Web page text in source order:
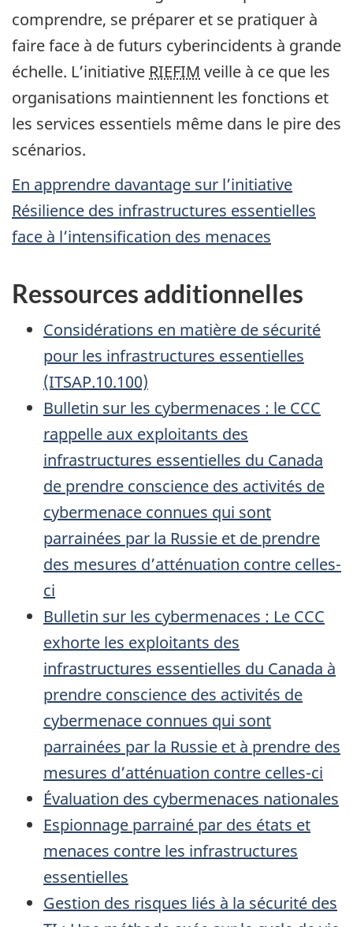
comprendre, se préparer et se pratiquer à
faire face à de futurs cyberincidents à grande
échelle. L’initiative RIEFIM veille à ce que les
organisations maintiennent les fonctions et
les services essentiels même dans le pire des
scénarios.
En apprendre davantage sur l’initiative
Résilience des infrastructures essentielles
face à l’intensification des menaces
Ressources additionnelles
Considérations en matière de sécurité
pour les infrastructures essentielles
(ITSAP.10.100)
Bulletin sur les cybermenaces : le CCC
rappelle aux exploitants des
infrastructures essentielles du Canada
de prendre conscience des activités de
cybermenace connues qui sont
parrainées par la Russie et de prendre
des mesures d’atténuation contre celles-
ci
Bulletin sur les cybermenaces : Le CCC
exhorte les exploitants des
infrastructures essentielles du Canada à
prendre conscience des activités de
cybermenace connues qui sont
parrainées par la Russie et à prendre des
mesures d’atténuation contre celles-ci
Évaluation des cybermenaces nationales
Espionnage parrainé par des états et
menaces contre les infrastructures
essentielles
Gestion des risques liés à la sécurité des